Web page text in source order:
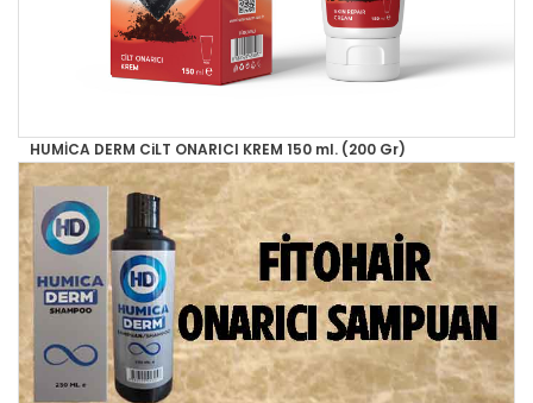
HUMİCA DERM CiLT ONARICI KREM 150 ml. (200 Gr)